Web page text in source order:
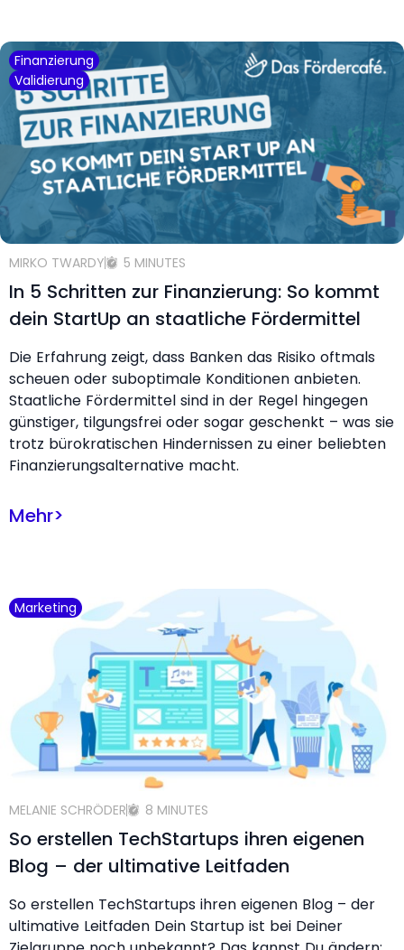
Finanzierung
Validierung
MIRKO TWARDY 5 MINUTES
In 5 Schritten zur Finanzierung: So kommt
dein StartUp an staatliche Fördermittel
Die Erfahrung zeigt, dass Banken das Risiko oftmals
scheuen oder suboptimale Konditionen anbieten.
Staatliche Fördermittel sind in der Regel hingegen
günstiger, tilgungsfrei oder sogar geschenkt – was sie
trotz bürokratischen Hindernissen zu einer beliebten
Finanzierungsalternative macht.
Mehr>
Marketing
MELANIE SCHRÖDER 8 MINUTES
So erstellen TechStartups ihren eigenen
Blog – der ultimative Leitfaden
So erstellen TechStartups ihren eigenen Blog – der
ultimative Leitfaden Dein Startup ist bei Deiner